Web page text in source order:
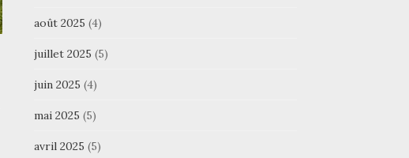
août 2025 (4)
juillet 2025 (5)
juin 2025 (4)
mai 2025 (5)
avril 2025 (5)